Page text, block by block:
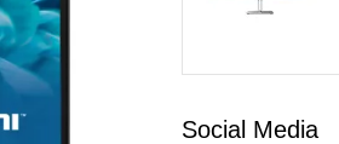
Social Media